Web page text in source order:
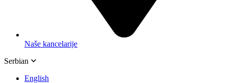
Naše kancelarije
Serbian
English